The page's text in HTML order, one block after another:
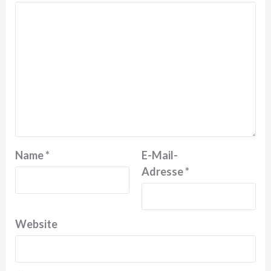
Name*
E-Mail-
Adresse*
Website